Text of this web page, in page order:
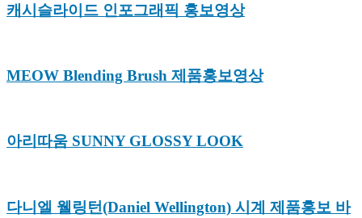
캐시슬라이드 인포그래픽 홍보영상
MEOW Blending Brush 제품홍보영상
아리따움 SUNNY GLOSSY LOOK
다니엘 웰링턴(Daniel Wellington) 시계 제품홍보 바